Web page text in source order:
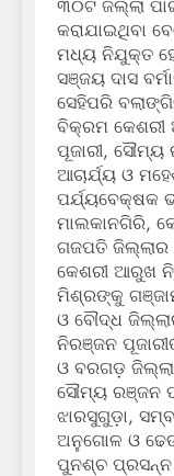
୩୦ଟି ଜିଲ୍ଲା
କରାଯାଇଥିବା
ମଧ୍ୟ ନିଯୁକ୍ତ
ସଞ୍ଜୟ ଦାସ
ସେହିପରି
ବିକ୍ରମ କେଶରୀ
ପୂଜାରୀ,
ଆଚାର୍ଯ୍ୟ ଓ
ପର୍ଯ୍ୟବେକ୍ଷକ
ମାଲକାନଗିରି,
ଗଜପତି ଜିଲ୍ଲାର
କେଶରୀ ଆରୁଖ
ମିଶ୍ରଙ୍କୁ
ଓ ବୌଦ୍ଧ
ନିରଞ୍ଜନ
ଓ ବରଗଡ଼
ସୌମ୍ୟ ରଞ୍ଜନ
ଝାରସୁଗୁଡ଼ା,
ଅନୁଗୋଳ ଓ
ପୁନଶ୍ଚ ପ୍ରସନ୍ନ